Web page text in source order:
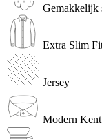
Gemakkelijk
Extra Slim
Jersey
Modern Kent